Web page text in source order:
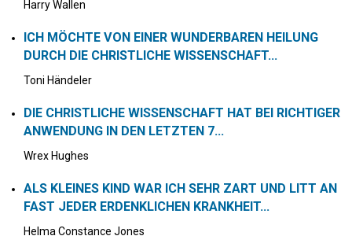
Harry Wallen
ICH MÖCHTE VON EINER WUNDERBAREN HEILUNG
DURCH DIE CHRISTLICHE WISSENSCHAFT...
Toni Händeler
DIE CHRISTLICHE WISSENSCHAFT HAT BEI RICHTIGER
ANWENDUNG IN DEN LETZTEN 7...
Wrex Hughes
ALS KLEINES KIND WAR ICH SEHR ZART UND LITT AN
FAST JEDER ERDENKLICHEN KRANKHEIT...
Helma Constance Jones